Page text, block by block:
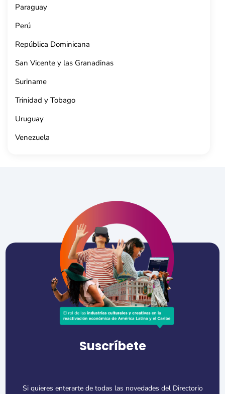
Paraguay
Perú
República Dominicana
San Vicente y las Granadinas
Suriname
Trinidad y Tobago
Uruguay
Venezuela
Suscríbete
Si quieres enterarte de todas las novedades del Directorio